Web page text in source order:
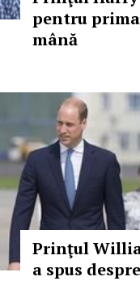
pentru
mână
Prinţul
a spus